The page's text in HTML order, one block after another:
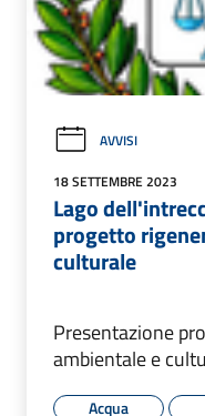
AVVISI
18 SETTEMBRE 2023
Lago
progetto
culturale
Presentazione
ambientale e
Acqua